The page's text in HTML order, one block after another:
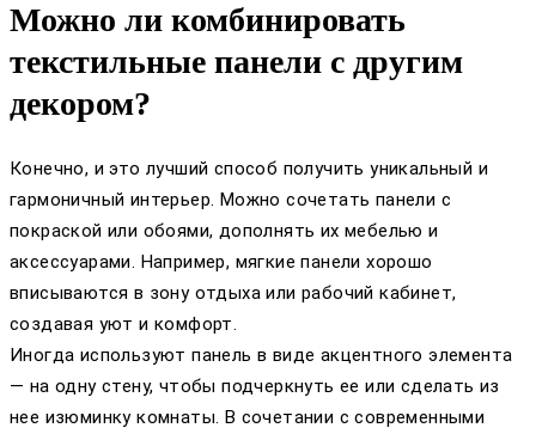
Можно ли комбинировать
текстильные панели с другим
декором?
Конечно, и это лучший способ получить уникальный и
гармоничный интерьер. Можно сочетать панели с
покраской или обоями, дополнять их мебелью и
аксессуарами. Например, мягкие панели хорошо
вписываются в зону отдыха или рабочий кабинет,
создавая уют и комфорт.
Иногда используют панель в виде акцентного элемента
— на одну стену, чтобы подчеркнуть ее или сделать из
нее изюминку комнаты. В сочетании с современными